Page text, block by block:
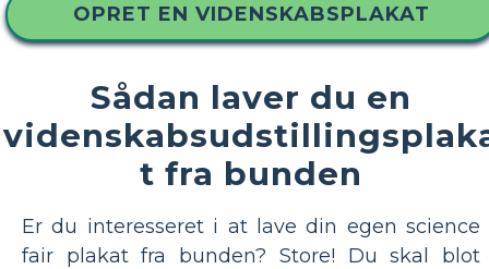
OPRET EN VIDENSKABSPLAKAT
Sådan laver du en
t fra bunden
Er du interesseret i at lave din egen science
fair plakat fra bunden? Store! Du skal blot